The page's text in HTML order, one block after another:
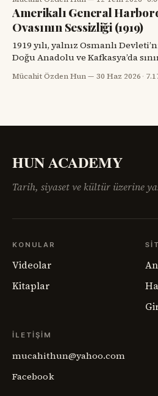
bir döneminde yeniden göç
topluluğun hikâyesini dikkatinize
eski köylerinde kalın taş duvarlı
verandaya, artık dönmeyen bir
Amerikalı General
Ovasının Sessizliği (1919)
1919 yılı, yalnız Osmanlı
Doğu Anadolu ve Kafkasya’da
komşulukların parçalandığı bir
görünüyordu; fakat savaşın geride
Mücahit Özden Hun 30 Haz 2026 ·
HUN ACADEMY
Tarih, siyaset ve kültür üzerine
KONULAR
Videolar
Kitaplar
İLETIŞIM
mucahithun@yahoo.com
Facebook